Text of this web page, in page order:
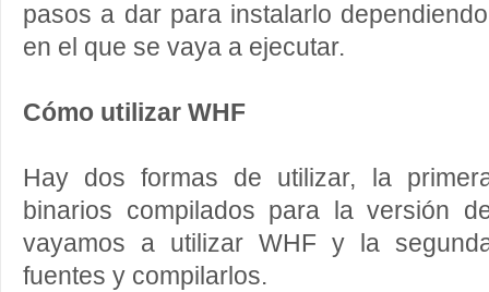
pasos a dar para instalarlo
en el que se vaya a ejecutar.
Cómo utilizar WHF
Hay dos formas de utilizar, la
binarios compilados para la versión
vayamos a utilizar WHF y la
fuentes y compilarlos.